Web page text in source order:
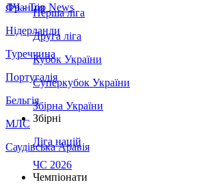
Франція
Нідерланди
Туреччина
Португалія
Бельгія
МЛС
Саудівська Аравія
ЛЧ - Top News
Перша ліга
Друга ліга
Кубок України
Суперкубок України
Збірна України
Збірні
Ліга націй
ЧС 2026
Чемпіонати